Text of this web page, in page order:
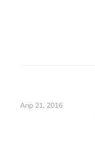
Апр 21, 2016